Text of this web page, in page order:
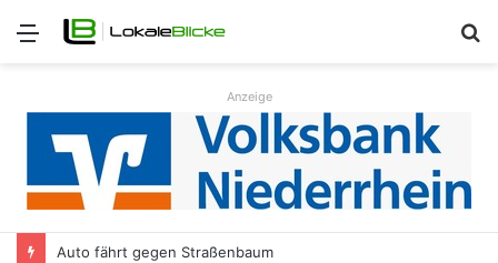
Menü
Anzeige
Auto fährt gegen Straßenbaum